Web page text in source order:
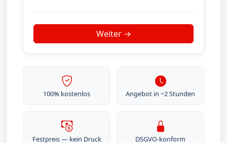
100% kostenlos Angebot in ~2 Stunden
Festpreis — kein Druck DSGVO-konform